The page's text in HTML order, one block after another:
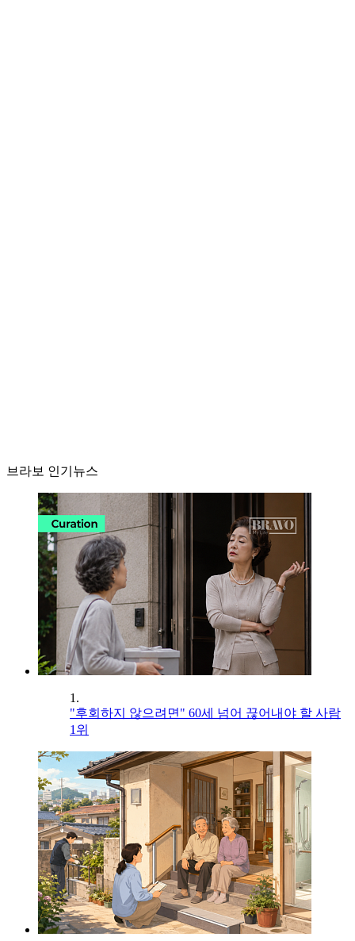
브라보 인기뉴스
1.
"후회하지 않으려면" 60세 넘어 끊어내야 할 사람
1위